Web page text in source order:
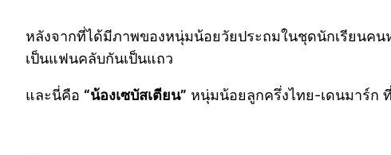
หลังจากที่ได้มีภาพของหนุ่มน้อยวัยประถมในชุดนักเรียนคน
เป็นแฟนคลับกันเป็นแถว
และนี่คือ “น้องเซบัสเตียน” หนุ่มน้อยลูกครึ่งไทย-เดนมาร์ก